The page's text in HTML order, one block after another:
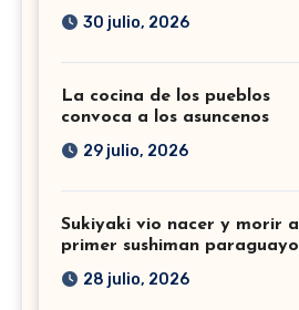
30 julio, 2026
La cocina de los pueblos
convoca a los asuncenos
29 julio, 2026
Sukiyaki vio nacer y morir al
primer sushiman paraguayo
28 julio, 2026